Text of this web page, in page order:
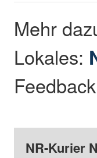
Mehr
Lokales:
NR-Kurier